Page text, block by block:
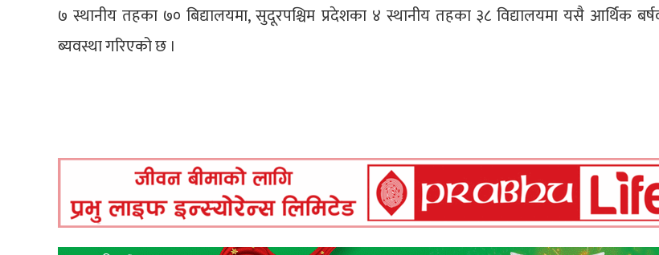
७ स्थानीय तहका ७० बिद्यालयमा, सुदूरपश्चिम प्रदेशका ४ स्थानीय तहका ३८ विद्यालयमा यसै आर्थिक
ब्यवस्था गरिएको छ ।